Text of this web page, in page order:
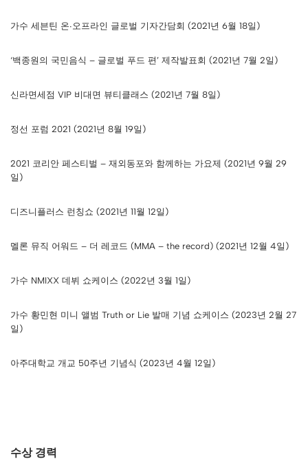
가수 세븐틴 온∙오프라인 글로벌 기자간담회 (2021년 6월 18일)
‘백종원의 국민음식 – 글로벌 푸드 편’ 제작발표회 (2021년 7월 2일)
신라면세점 VIP 비대면 뷰티클래스 (2021년 7월 8일)
정선 포럼 2021 (2021년 8월 19일)
2021 코리안 페스티벌 – 재외동포와 함께하는 가요제 (2021년 9월 29
일)
디즈니플러스 런칭쇼 (2021년 11월 12일)
멜론 뮤직 어워드 – 더 레코드 (MMA – the record) (2021년 12월 4일)
가수 NMIXX 데뷔 쇼케이스 (2022년 3월 1일)
가수 황민현 미니 앨범 Truth or Lie 발매 기념 쇼케이스 (2023년 2월 27
일)
아주대학교 개교 50주년 기념식 (2023년 4월 12일)
수상 경력